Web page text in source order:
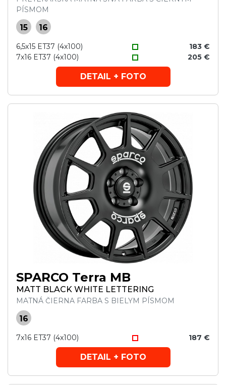
PÍSMOM
15 16
6,5x15 ET37 (4x100)
183 €
7x16 ET37 (4x100)
205 €
DETAIL + FOTO
SPARCO Terra MB
MATT BLACK WHITE LETTERING
MATNÁ ČIERNA FARBA S BIELYM PÍSMOM
16
7x16 ET37 (4x100) 187 €
DETAIL + FOTO